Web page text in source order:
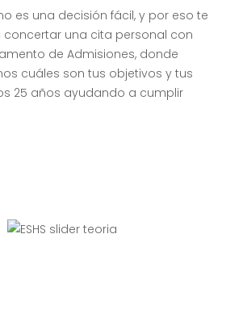
es una decisión fácil, y por eso te
una cita personal con
de Admisiones, donde
cuáles son tus objetivos y tus
25 años ayudando a cumplir